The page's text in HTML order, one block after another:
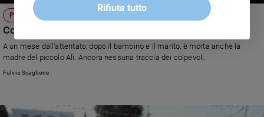
PALESTINA
Com'è difficile trovare i terroristi ebrei
A un mese dall'attentato, dopo il bambino e il marito, è morta anche la
madre del piccolo Alì. Ancora nessuna traccia dei colpevoli.
Fulvio Scaglione
Rifiuta tutto